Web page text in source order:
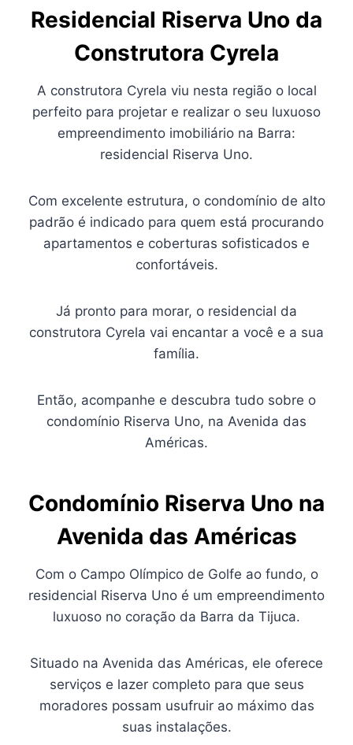
Residencial Riserva Uno da
Construtora Cyrela
A construtora Cyrela viu nesta região o local
perfeito para projetar e realizar o seu luxuoso
empreendimento imobiliário na Barra:
residencial Riserva Uno.
Com excelente estrutura, o condomínio de alto
padrão é indicado para quem está procurando
apartamentos e coberturas sofisticados e
confortáveis.
Já pronto para morar, o residencial da
construtora Cyrela vai encantar a você e a sua
família.
Então, acompanhe e descubra tudo sobre o
condomínio Riserva Uno, na Avenida das
Américas.
Condomínio Riserva Uno na
Avenida das Américas
Com o Campo Olímpico de Golfe ao fundo, o
residencial Riserva Uno é um empreendimento
luxuoso no coração da Barra da Tijuca.
Situado na Avenida das Américas, ele oferece
serviços e lazer completo para que seus
moradores possam usufruir ao máximo das
suas instalações.